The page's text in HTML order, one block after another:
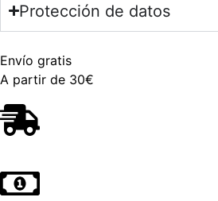
Protección de datos
Envío gratis
A partir de 30€